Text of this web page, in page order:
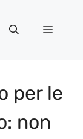
Menu
per le
non